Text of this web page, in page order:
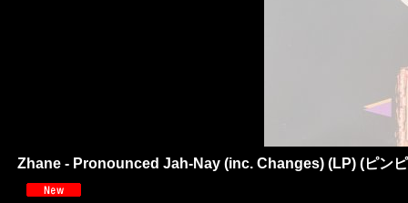
Zhane - Pronounced Jah-Nay (inc. Changes) (LP) (ピン